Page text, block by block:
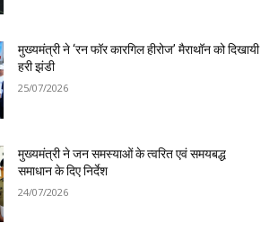
मुख्यमंत्री ने ‘रन फॉर कारगिल हीरोज’ मैराथॉन को दिखायी
हरी झंडी
25/07/2026
मुख्यमंत्री ने जन समस्याओं के त्वरित एवं समयबद्ध
समाधान के दिए निर्देश
24/07/2026